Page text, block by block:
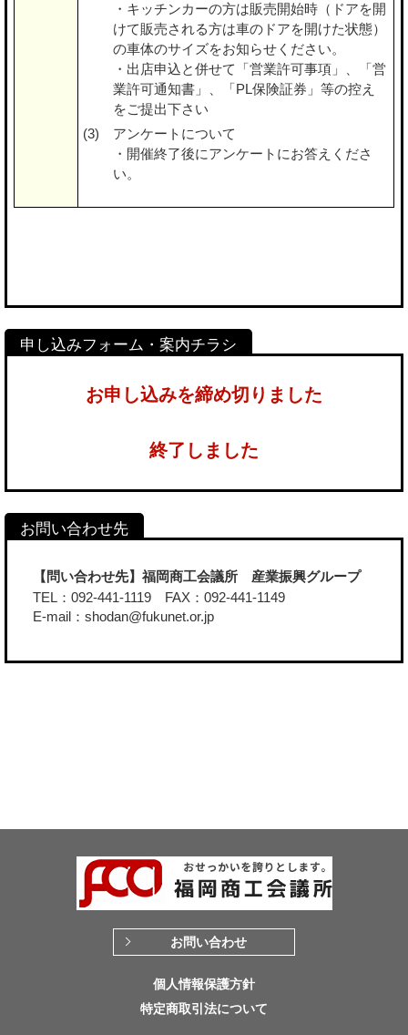
・キッチンカーの方は販売開始時（ドアを開
けて販売される方は車のドアを開けた状態）
の車体のサイズをお知らせください。
・出店申込と併せて「営業許可事項」、「営
業許可通知書」、「PL保険証券」等の控え
をご提出下さい
アンケートについて
・開催終了後にアンケートにお答えくださ
い。
お申し込みを締め切りました
終了しました
【問い合わせ先】福岡商工会議所 産業振興グループ
TEL：092-441-1119 FAX：092-441-1149
E-mail：shodan@fukunet.or.jp
お問い合わせ
個人情報保護方針
特定商取引法について